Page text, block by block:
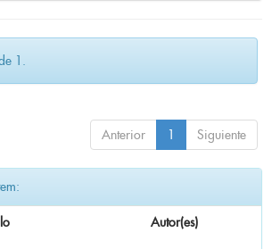
1.
Anterior 1 Siguiente
Autor(es)